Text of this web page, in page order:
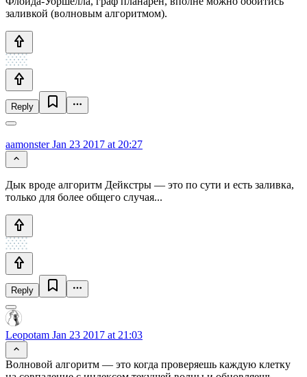
заливкой (волновым алгоритмом).
Reply
aamonsterJan 23 2017 at 20:27
Дык вроде алгоритм Дейкстры — это по сути и есть заливка,
только для более общего случая...
Reply
Leopotam Jan 23 2017 at 21:03
Волновой алгоритм — это когда проверяешь каждую клетку